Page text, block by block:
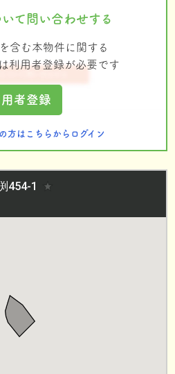
て問い合わせする
含む本物件に関する
利用者登録が必要です
者登録
方はこちらからログイン